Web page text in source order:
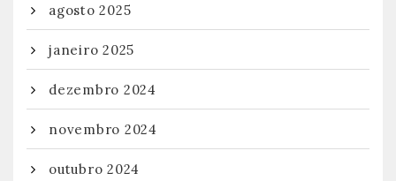
agosto 2025
janeiro 2025
dezembro 2024
novembro 2024
outubro 2024